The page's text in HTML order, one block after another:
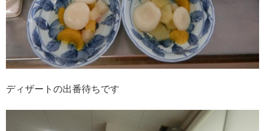
ディザートの出番待ちです